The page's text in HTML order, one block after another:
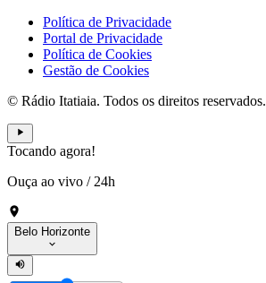
Política de Privacidade
Portal de Privacidade
Política de Cookies
Gestão de Cookies
© Rádio Itatiaia. Todos os direitos reservados.
Tocando agora!
Ouça ao vivo / 24h
Belo Horizonte